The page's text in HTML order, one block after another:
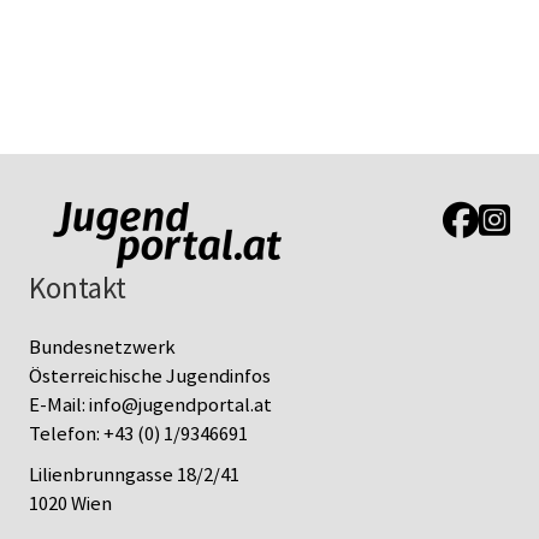
Link zur
Link
Kontakt
Bundesnetzwerk
Österreichische Jugendinfos
E-Mail:info@jugendportal.at
Telefon:+43 (0) 1/9346691
Lilienbrunngasse 18/2/41
1020 Wien